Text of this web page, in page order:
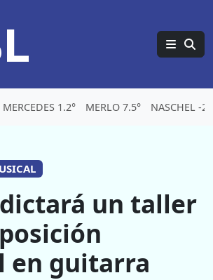
MERCEDES 1.2° MERLO 7.5° NASCHEL -
dictará un taller
en guitarra